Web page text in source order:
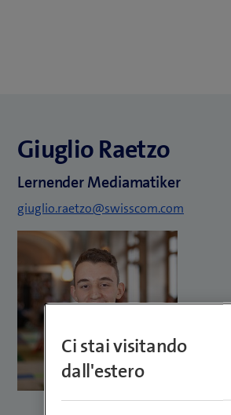
Giuglio Raetzo
Lernender Mediamatiker
giuglio.raetzo@swisscom.com
Ci stai visitando
dall'estero